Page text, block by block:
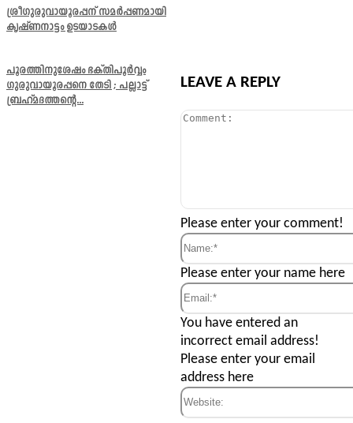
ശ്രീഗുരുവായൂരപ്പന് സമർപ്പണമായി
കൃഷ്ണനാട്ടം ഉടയാടകൾ
പൂരത്തിനുശേഷം ഭക്തിപൂർവ്വം
ഗുരുവായൂരപ്പനെ തേടി ; പല്ലാട്ട്
ബ്രഹ്മദത്തന്റെ...
LEAVE A REPLY
Comment:
Please enter your comment!
Name:*
Please enter your name here
Email:*
You have entered an
incorrect email address!
Please enter your email
address here